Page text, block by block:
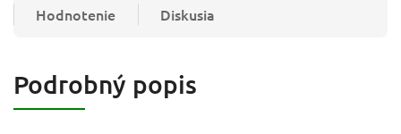
Hodnotenie Diskusia
Podrobný popis